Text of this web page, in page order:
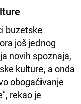
buzetske
još jednog
novih spoznaja,
kulture, a onda
obogaćivanje
rekao je